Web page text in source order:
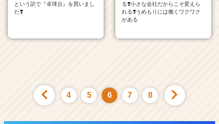
という訳で『卓球台』を買いまし
た❣️
る❣️小さな会社だからこそ変えら
れる❣️うめもりには働くワクワク
がある
4 5 6 7 8